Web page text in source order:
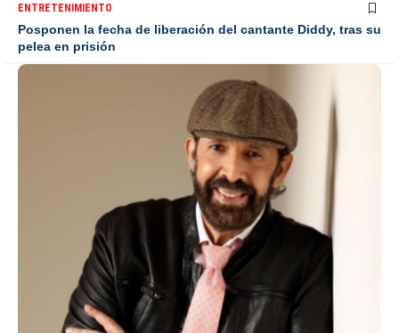
ENTRETENIMIENTO
Posponen la fecha de liberación del cantante Diddy, tras su
pelea en prisión